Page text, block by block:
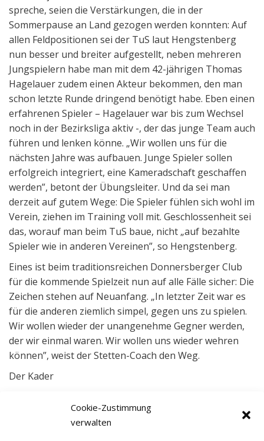
Cookie-Zustimmung
verwalten
spreche, seien die Verstärkungen, die in der
Sommerpause an Land gezogen werden konnten: Auf
allen Feldpositionen sei der TuS laut Hengstenberg
nun besser und breiter aufgestellt, neben mehreren
Jungspielern habe man mit dem 42-jährigen Thomas
Hagelauer zudem einen Akteur bekommen, den man
schon letzte Runde dringend benötigt habe. Eben einen
erfahrenen Spieler – Hagelauer war bis zum Wechsel
noch in der Bezirksliga aktiv -, der das junge Team auch
führen und lenken könne. „Wir wollen uns für die
nächsten Jahre was aufbauen. Junge Spieler sollen
erfolgreich integriert, eine Kameradschaft geschaffen
werden”, betont der Übungsleiter. Und da sei man
derzeit auf gutem Wege: Die Spieler fühlen sich wohl im
Verein, ziehen im Training voll mit. Geschlossenheit sei
das, worauf man beim TuS baue, nicht „auf bezahlte
Spieler wie in anderen Vereinen”, so Hengstenberg.
Eines ist beim traditionsreichen Donnersberger Club
für die kommende Spielzeit nun auf alle Fälle sicher: Die
Zeichen stehen auf Neuanfang. „In letzter Zeit war es
für die anderen ziemlich simpel, gegen uns zu spielen.
Wir wollen wieder der unangenehme Gegner werden,
der wir einmal waren. Wir wollen uns wieder wehren
können”, weist der Stetten-Coach den Weg.
Der Kader
Hagelauer (Eintracht WO-Herrnsheim), Thomas Reimer
(TuS Bischheim), Sven Weishaupt (TuS Ilbesheim), Niels